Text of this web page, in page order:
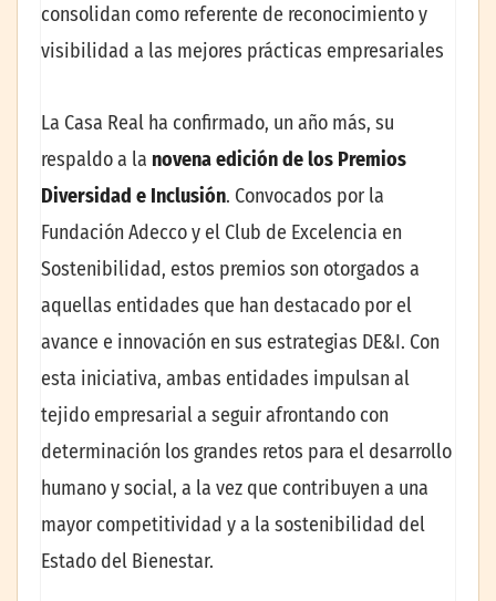
consolidan como referente de reconocimiento y
visibilidad a las mejores prácticas empresariales
La Casa Real ha confirmado, un año más, su
respaldo a la novena edición de los Premios
Diversidad e Inclusión. Convocados por la
Fundación Adecco y el Club de Excelencia en
Sostenibilidad, estos premios son otorgados a
aquellas entidades que han destacado por el
avance e innovación en sus estrategias DE&I. Con
esta iniciativa, ambas entidades impulsan al
tejido empresarial a seguir afrontando con
determinación los grandes retos para el desarrollo
humano y social, a la vez que contribuyen a una
mayor competitividad y a la sostenibilidad del
Estado del Bienestar.